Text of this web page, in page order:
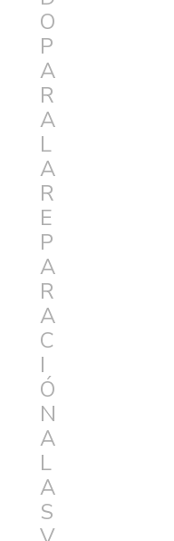
O
P
A
R
A
L
A
R
E
P
A
R
A
C
I
Ó
N
A
L
A
S